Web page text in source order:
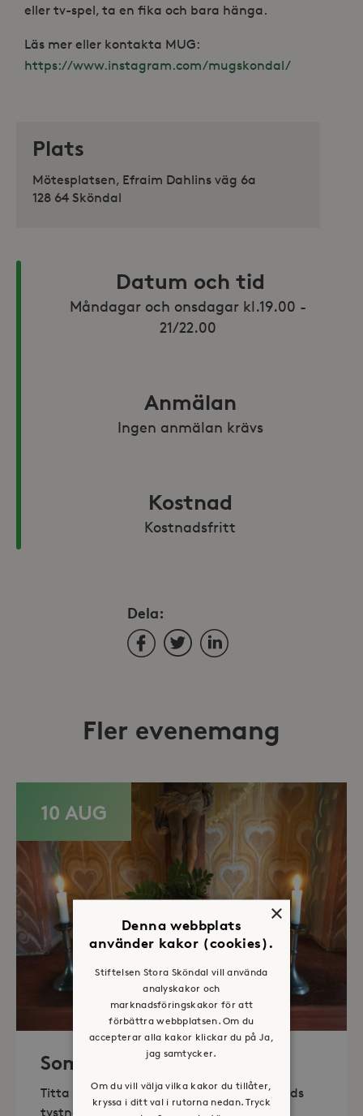
eller tv-spel, ta en fika och bara hänga.
Läs mer eller kontakta MUG:
https://www.instagram.com/mugskondal/
Plats
Mötesplatsen, Efraim Dahlins väg 6a
128 64 Sköndal
Datum och tid
Måndagar och onsdagar kl.19.00 -
Anmälan
Ingen anmälan krävs
Kostnad
Kostnadsfritt
Dela:
FacebookTwitterLinkedIn
Fler evenemang
10 AUG
Sommaröppet kapell
Titta in, tänd ett ljus, sitt ned för en stunds
tystnad. Det erbjuds också enkelt fika
×
Denna webbplats
använder kakor (cookies).
Stiftelsen Stora Sköndal vill använda
analyskakor och
marknadsföringskakor för att
förbättra webbplatsen. Om du
accepterar alla kakor klickar du på Ja,
jag samtycker.
Om du vill välja vilka kakor du tillåter,
kryssa i ditt val i rutorna nedan. Tryck